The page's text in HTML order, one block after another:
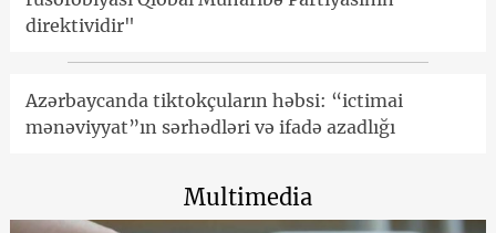
direktividir"
Azərbaycanda tiktokçuların həbsi: “ictimai
mənəviyyat”ın sərhədləri və ifadə azadlığı
Multimedia